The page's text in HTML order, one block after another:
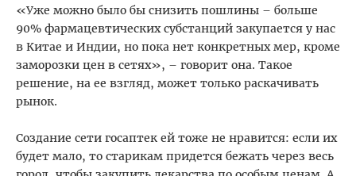
«Уже можно было бы снизить пошлины – больше
90% фармацевтических субстанций закупается у нас
в Китае и Индии, но пока нет конкретных мер, кроме
заморозки цен в сетях», – говорит она. Такое
решение, на ее взгляд, может только раскачивать
рынок.
Создание сети госаптек ей тоже не нравится: если их
будет мало, то старикам придется бежать через весь